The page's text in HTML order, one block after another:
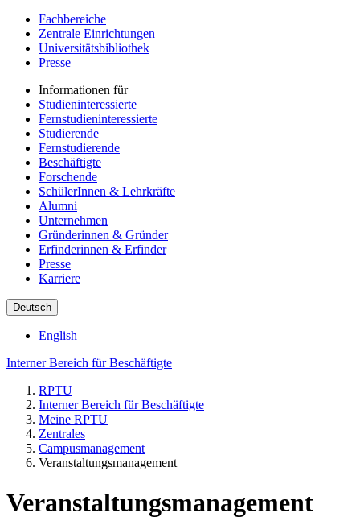
Fachbereiche
Zentrale Einrichtungen
Universitätsbibliothek
Presse
Informationen für
Studieninteressierte
Fernstudieninteressierte
Studierende
Fernstudierende
Beschäftigte
Forschende
SchülerInnen & Lehrkräfte
Alumni
Unternehmen
Gründerinnen & Gründer
Erfinderinnen & Erfinder
Presse
Karriere
Deutsch
English
Interner Bereich für Beschäftigte
RPTU
Interner Bereich für Beschäftigte
Meine RPTU
Zentrales
Campusmanagement
Veranstaltungsmanagement
Veranstaltungsmanagement